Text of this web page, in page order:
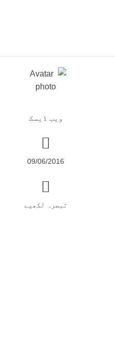
ویب ڈیسک
09/06/2016
تبصرہ لکھیے